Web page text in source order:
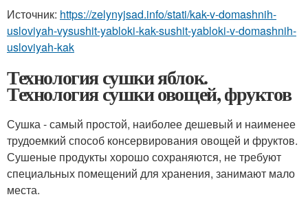
Источник: https://zelynyjsad.info/stati/kak-v-domashnih-
usloviyah-vysushit-yabloki-kak-sushit-yabloki-v-domashnih-
usloviyah-kak
Технология сушки яблок.
Технология сушки овощей, фруктов
Сушка - самый простой, наиболее дешевый и наименее
трудоемкий способ консервирования овощей и фруктов.
Сушеные продукты хорошо сохраняются, не требуют
специальных помещений для хранения, занимают мало
места.